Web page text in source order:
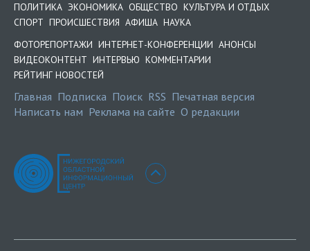
ПОЛИТИКА ЭКОНОМИКА ОБЩЕСТВО КУЛЬТУРА И ОТДЫХ
СПОРТ ПРОИСШЕСТВИЯ АФИША НАУКА
ФОТОРЕПОРТАЖИ ИНТЕРНЕТ-КОНФЕРЕНЦИИ АНОНСЫ
ВИДЕОКОНТЕНТ ИНТЕРВЬЮ КОММЕНТАРИИ
РЕЙТИНГ НОВОСТЕЙ
Главная Подписка Поиск RSS Печатная версия
Написать нам Реклама на сайте О редакции